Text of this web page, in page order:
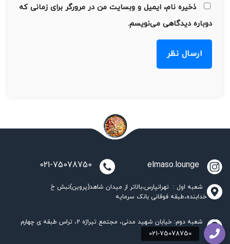
ذخیره نام، ایمیل و وبسایت من در مرورگر برای زمانی که
دوباره دیدگاهی می‌نویسم.
elmaso.lounge
شعبه اول : تهرانپارس،بالاتر از میدان شاهد(پروین)نبش خ
خدابنده،طبقه فوقانی بانک سرمایه
شعبه دوم: خیابان شهید مدنی، مجتمع تیراژه 2، تراس طبقه ی چهارم